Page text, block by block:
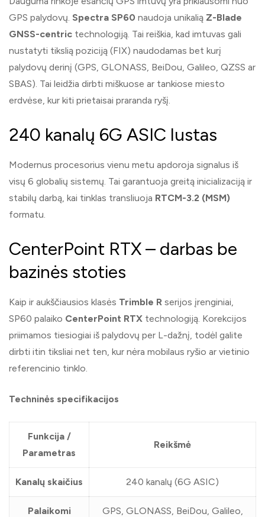
GPS palydovų. Spectra SP60 naudoja unikalią Z-Blade
GNSS-centric technologiją. Tai reiškia, kad imtuvas gali
nustatyti tikslią poziciją (FIX) naudodamas bet kurį
palydovų derinį (GPS, GLONASS, BeiDou, Galileo, QZSS ar
SBAS). Tai leidžia dirbti miškuose ar tankiose miesto
erdvėse, kur kiti prietaisai praranda ryšį.
240 kanalų 6G ASIC lustas
Modernus procesorius vienu metu apdoroja signalus iš
visų 6 globalių sistemų. Tai garantuoja greitą inicializaciją ir
stabilų darbą, kai tinklas transliuoja RTCM-3.2 (MSM)
formatu.
CenterPoint RTX – darbas be
bazinės stoties
Kaip ir aukščiausios klasės Trimble R serijos įrenginiai,
SP60 palaiko CenterPoint RTX technologiją. Korekcijos
priimamos tiesiogiai iš palydovų per L-dažnį, todėl galite
dirbti itin tiksliai net ten, kur nėra mobilaus ryšio ar vietinio
referencinio tinklo.
Techninės specifikacijos
Funkcija /
Parametras
Reikšmė
Kanalų skaičius 240 kanalų (6G ASIC)
Palaikomi
GPS, GLONASS, BeiDou, Galileo,